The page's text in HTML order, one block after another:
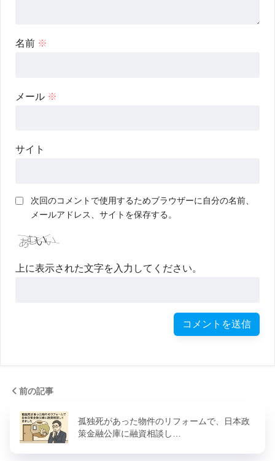
名前 ※
メール ※
サイト
次回のコメントで使用するためブラウザーに自分の名前、
メールアドレス、サイトを保存する。
上に表示された文字を入力してください。
前の記事
孤独死があった物件のリフォームで、日本政
策金融公庫に融資相談し…